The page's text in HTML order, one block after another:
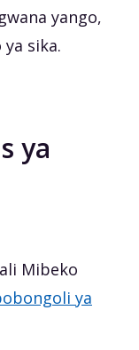
yango,
sika.
ya
Mibeko
ya